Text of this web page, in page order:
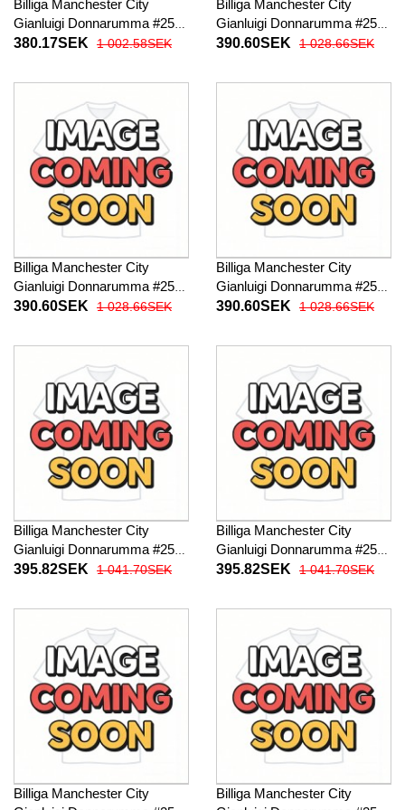
Billiga Manchester City
Gianluigi Donnarumma #25
Målvakt Barnkläder Tredje
26 Kortärmad (+ Korta byxor)
380.17SEK 1 002.58SEK
Billiga Manchester City
Gianluigi Donnarumma #25
Målvakt Barnkläder Hemma
26 Långärmad (+ Korta
390.60SEK 1 028.66SEK
Billiga Manchester City
Gianluigi Donnarumma #25
Målvakt Barnkläder Borta
26 Långärmad (+ Korta
390.60SEK 1 028.66SEK
Billiga Manchester City
Gianluigi Donnarumma #25
Målvakt Barnkläder Tredje
26 Långärmad (+ Korta
390.60SEK 1 028.66SEK
Billiga Manchester City
Gianluigi Donnarumma #25
Målvakt Hemma
Kortärmad
395.82SEK 1 041.70SEK
Billiga Manchester City
Gianluigi Donnarumma #25
Målvakt Borta fotbollskläder
395.82SEK 1 041.70SEK
Billiga Manchester City
Billiga Manchester City